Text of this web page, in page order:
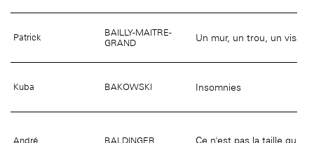
Patrick
BAILLY-MAITRE-
GRAND
Un mur, un trou, un visage
Kuba BAKOWSKI Insomnies
André BALDINGER Ce n'est pas la taille qui